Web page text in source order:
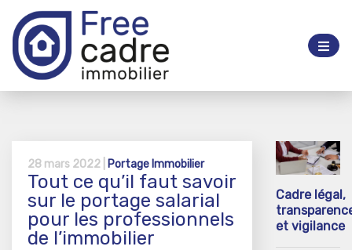
28 mars 2022 | Portage Immobilier
Tout ce qu’il faut savoir
sur le portage salarial
pour les professionnels
de l’immobilier
Cadre légal,
et vigilance